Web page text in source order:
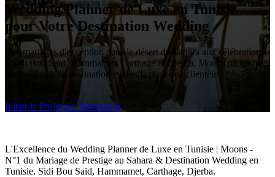
Wedding Planner de Luxe en Tunisie
pour Votre Destination Wedding
Des mariages d'exception dans le désert du Sahara aux célébrations
à Sidi Bou Saïd, Hammamet, Carthage et Djerba. Moons orchestre
des mariages de destination exclusifs pour une clientèle
Initier le Projet sur WhatsApp
L'Excellence du Wedding Planner de Luxe en Tunisie | Moons -
N°1 du Mariage de Prestige au Sahara & Destination Wedding en
Tunisie. Sidi Bou Saïd, Hammamet, Carthage, Djerba.